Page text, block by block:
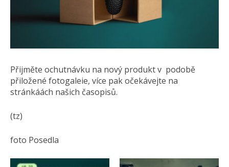
Přijměte ochutnávku na nový produkt v podobě
přiložené fotogaleie, více pak očekávejte na
stránkáách našich časopisů.
(tz)
foto Posedla